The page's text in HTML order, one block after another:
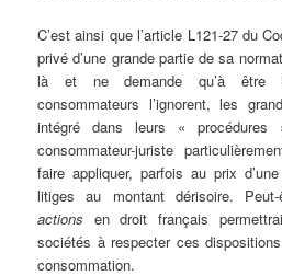
C’est ainsi que l’article L121-27 du
privé d’une grande partie de sa
là et ne demande qu’à être
consommateurs l’ignorent, les
intégré dans leurs «
consommateur-juriste
faire appliquer, parfois au prix
litiges au montant dérisoire. Peut-
actions en droit français
sociétés à respecter ces
consommation.